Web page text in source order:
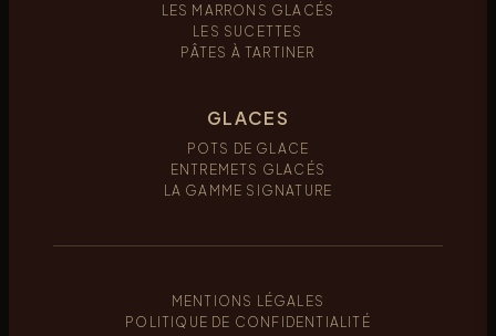
LES MARRONS GLACÉS
LES SUCETTES
PÂTES À TARTINER
GLACES
POTS DE GLACE
ENTREMETS GLACÉS
LA GAMME SIGNATURE
MENTIONS LÉGALES
POLITIQUE DE CONFIDENTIALITÉ